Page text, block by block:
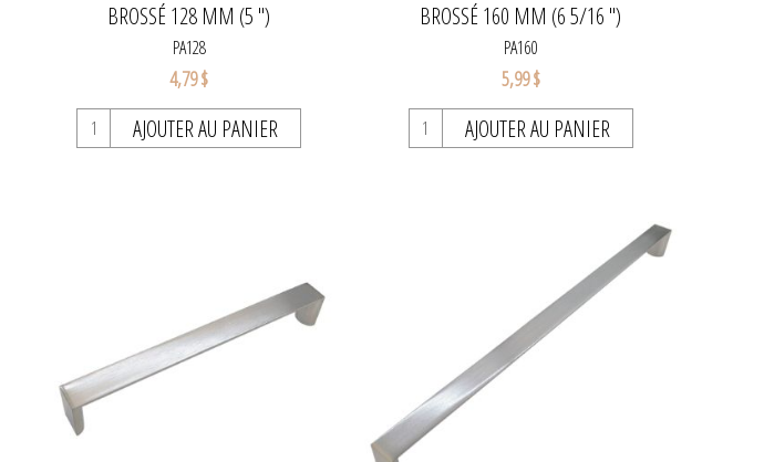
BROSSÉ 128 MM (5 ")
PA128
4,79 $
AJOUTER AU PANIER
BROSSÉ 160 MM (6 5/16 '')
PA160
5,99 $
AJOUTER AU PANIER